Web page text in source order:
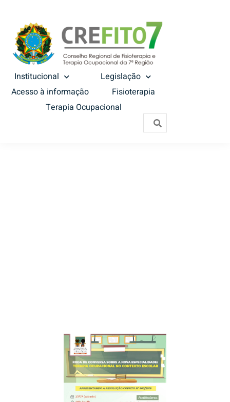
Institucional
Legislação
Acesso à informação
Fisioterapia
Terapia Ocupacional